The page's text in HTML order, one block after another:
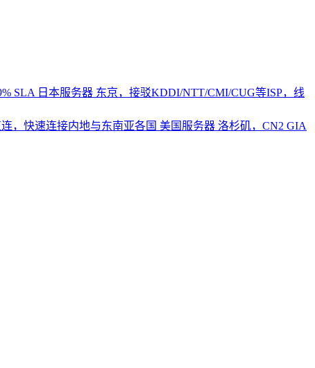
SLA 日本服务器 东京，接驳KDDI/NTT/CMI/CUG等ISP，线
，快速连接内地与东南亚各国 美国服务器 洛杉矶，CN2 GIA